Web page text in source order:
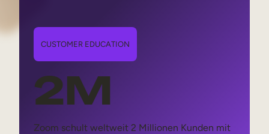
CUSTOMER EDUCATION
2M
Zoom schult weltweit 2 Millionen Kunden mit